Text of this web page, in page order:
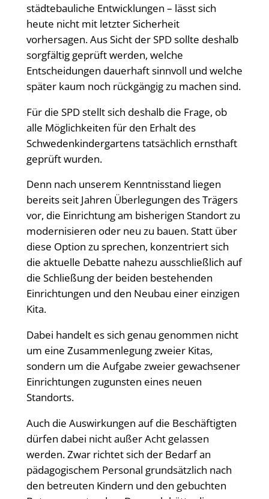
städtebauliche Entwicklungen – lässt sich
heute nicht mit letzter Sicherheit
vorhersagen. Aus Sicht der SPD sollte deshalb
sorgfältig geprüft werden, welche
Entscheidungen dauerhaft sinnvoll und welche
später kaum noch rückgängig zu machen sind.
Für die SPD stellt sich deshalb die Frage, ob
alle Möglichkeiten für den Erhalt des
Schwedenkindergartens tatsächlich ernsthaft
geprüft wurden.
Denn nach unserem Kenntnisstand liegen
bereits seit Jahren Überlegungen des Trägers
vor, die Einrichtung am bisherigen Standort zu
modernisieren oder neu zu bauen. Statt über
diese Option zu sprechen, konzentriert sich
die aktuelle Debatte nahezu ausschließlich auf
die Schließung der beiden bestehenden
Einrichtungen und den Neubau einer einzigen
Kita.
Dabei handelt es sich genau genommen nicht
um eine Zusammenlegung zweier Kitas,
sondern um die Aufgabe zweier gewachsener
Einrichtungen zugunsten eines neuen
Standorts.
Auch die Auswirkungen auf die Beschäftigten
dürfen dabei nicht außer Acht gelassen
werden. Zwar richtet sich der Bedarf an
pädagogischem Personal grundsätzlich nach
den betreuten Kindern und den gebuchten